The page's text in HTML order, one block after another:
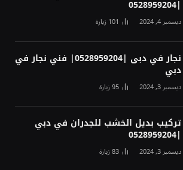
|0528959204
ديسمبر 4, 2024 101زيارة
نجار في دبى |0528959204| فني نجار في
دبي
ديسمبر 3, 2024 95زيارة
تركيب بديل الخشب للجدران في دبي
|0528959204
ديسمبر 3, 2024 83زيارة